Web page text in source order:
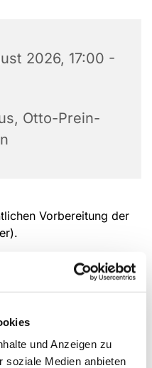
und Anzeigen zu
soziale Medien anbieten
2026, 17:00 -
Otto-Prein-
Vorbereitung der